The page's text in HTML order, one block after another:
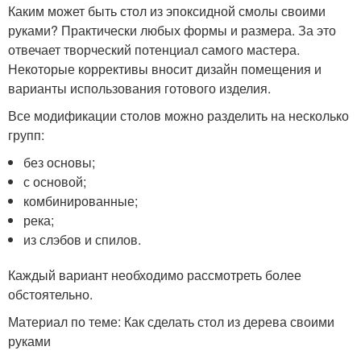
Каким может быть стол из эпоксидной смолы своими
руками? Практически любых формы и размера. За это
отвечает творческий потенциал самого мастера.
Некоторые коррективы вносит дизайн помещения и
варианты использования готового изделия.
Все модификации столов можно разделить на несколько
групп:
без основы;
с основой;
комбинированные;
река;
из слэбов и спилов.
Каждый вариант необходимо рассмотреть более
обстоятельно.
Материал по теме: Как сделать стол из дерева своими
руками